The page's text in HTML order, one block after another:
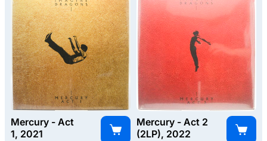
Mercury - Act
1, 2021
Mercury - Act 2
(2LP), 2022